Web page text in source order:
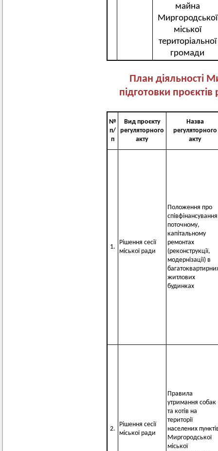
майна
Миргородської
міської
територіальної
громади
План діяльності
підготовки проєктів
№
п/
п
Вид проєкту
регуляторного
акту
Назва
регуляторного
акту
1.
Рішення сесії
міської ради
Положення про
поточному,
капітальному
ремонтах
(реконструкції,
модернізації) в
житлових
будинках
2.
Рішення сесії
міської ради
Правила
утримання собак
та котів на
території
населених
Миргородської
міської